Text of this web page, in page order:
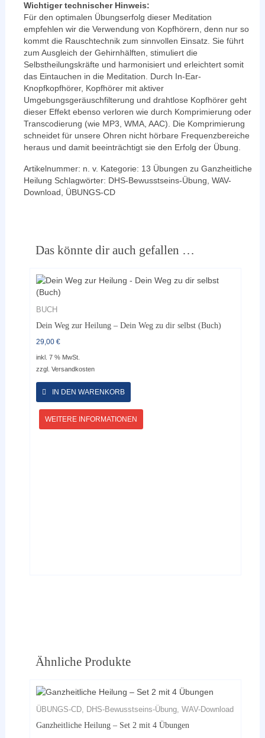
Wichtiger technischer Hinweis:
Für den optimalen Übungserfolg dieser Meditation
empfehlen wir die Verwendung von Kopfhörern, denn nur so
kommt die Rauschtechnik zum sinnvollen Einsatz. Sie führt
zum Ausgleich der Gehirnhälften, stimuliert die
Selbstheilungskräfte und harmonisiert und erleichtert somit
das Eintauchen in die Meditation. Durch In-Ear-
Knopfkopfhörer, Kopfhörer mit aktiver
Umgebungsgeräuschfilterung und drahtlose Kopfhörer geht
dieser Effekt ebenso verloren wie durch Komprimierung oder
Transcodierung (wie MP3, WMA, AAC). Die Komprimierung
schneidet für unsere Ohren nicht hörbare Frequenzbereiche
heraus und damit beeinträchtigt sie den Erfolg der Übung.
Artikelnummer: n. v. Kategorie: 13 Übungen zu Ganzheitliche
Heilung Schlagwörter: DHS-Bewusstseins-Übung ,WAV-
Download
ÜBUNGS-CD
Das könnte dir auch gefallen …
BUCH
Dein Weg zur Heilung – Dein Weg zu dir selbst (Buch)
29,00€
inkl. 7 % MwSt.
zzgl.Versandkosten
IN DEN WARENKORB
WEITERE INFORMATIONEN
Ähnliche Produkte
ÜBUNGS-CD, DHS-Bewusstseins-Übung, WAV-Download
Ganzheitliche Heilung – Set 2 mit 4 Übungen